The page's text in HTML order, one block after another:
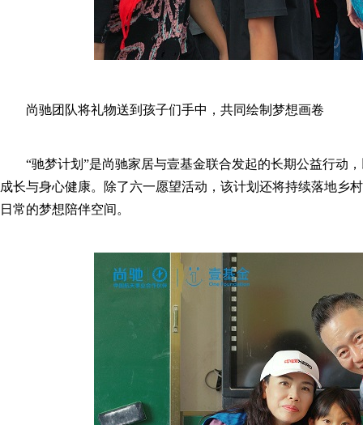
尚驰团队将礼物送到孩子们手中，共同绘制梦想画卷
“驰梦计划”是尚驰家居与壹基金联合发起的长期公益行动
成长与身心健康。除了六一愿望活动，该计划还将持续落地乡
日常的梦想陪伴空间。